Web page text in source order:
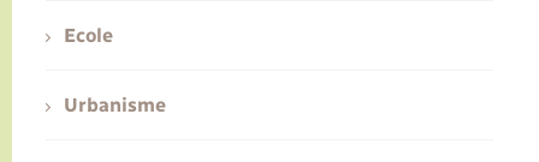
Ecole
Urbanisme